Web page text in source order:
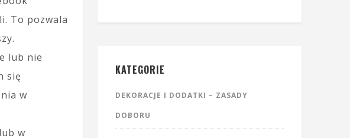
To pozwala
lub nie
się
w
w
KATEGORIE
DEKORACJE I DODATKI – ZASADY
DOBORU